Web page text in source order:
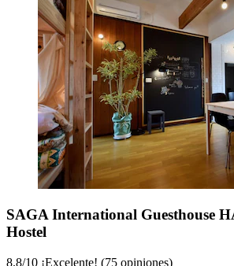
SAGA International Guesthouse
Hostel
8.8/10 ¡Excelente! (75 opiniones)